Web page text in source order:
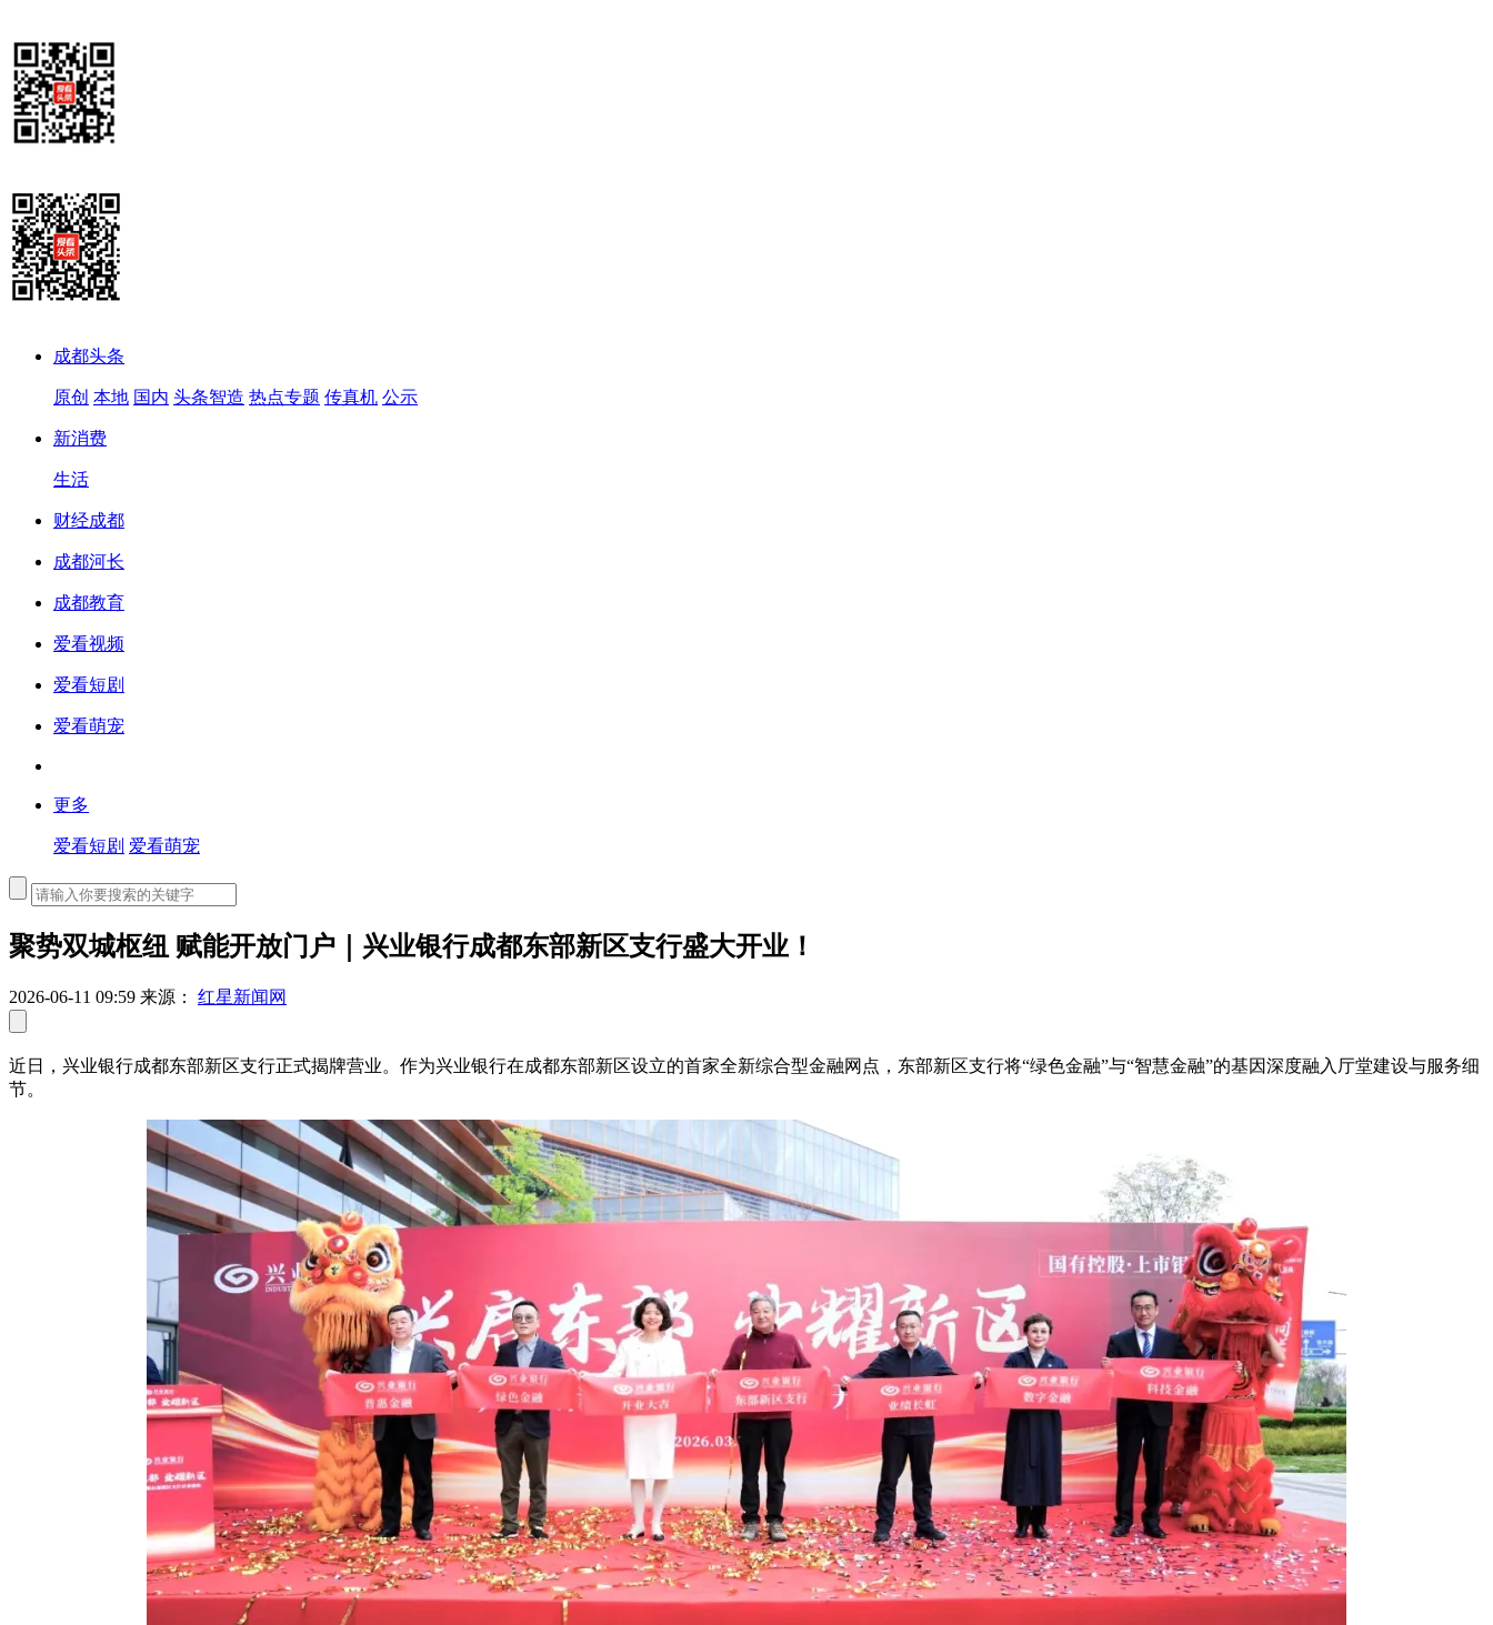
成都头条
原创 本地 国内 头条智造 热点专题 传真机 公示
新消费
生活
财经成都
成都河长
成都教育
爱看视频
爱看短剧
爱看萌宠
更多
爱看短剧 爱看萌宠
聚势双城枢纽 赋能开放门户｜兴业银行成都东部新区支行盛大开业！
2026-06-11 09:59 来源： 红星新闻网
近日，兴业银行成都东部新区支行正式揭牌营业。作为兴业银行在成都东部新区设立的首家全新综合型金融网点，东部新区支行将“绿色金融”与“智慧金融”的基因深度融入厅堂建设与服务细
节。